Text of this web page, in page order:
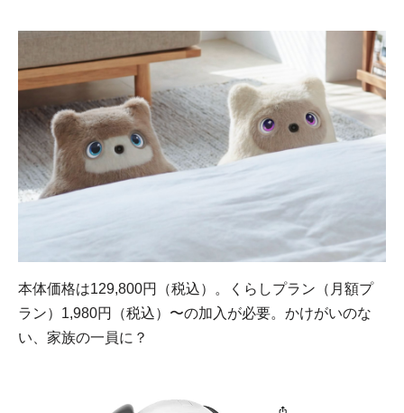
本体価格は129,800円（税込）。くらしプラン（月額プ
ラン）1,980円（税込）〜の加入が必要。かけがいのな
い、家族の一員に？